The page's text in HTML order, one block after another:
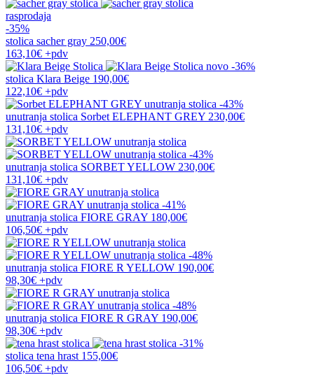
rasprodaja
-35%
stolica sacher gray 250,00€
163,10€ +pdv
novo -36%
stolica Klara Beige 190,00€
122,10€ +pdv
-43%
unutranja stolica Sorbet ELEPHANT GREY 230,00€
131,10€ +pdv
-43%
unutranja stolica SORBET YELLOW 230,00€
131,10€ +pdv
-41%
unutranja stolica FIORE GRAY 180,00€
106,50€ +pdv
-48%
unutranja stolica FIORE R YELLOW 190,00€
98,30€ +pdv
-48%
unutranja stolica FIORE R GRAY 190,00€
98,30€ +pdv
-31%
stolica tena hrast 155,00€
106,50€ +pdv